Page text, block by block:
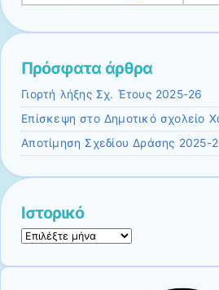
Πρόσφατα άρθρα
Γιορτή λήξης Σχ. Έτους 2025-26
Επίσκεψη στο Δημοτικό σχολείο
Αποτίμηση Σχεδίου Δράσης 2025-
Ιστορικό
Ιστορικό